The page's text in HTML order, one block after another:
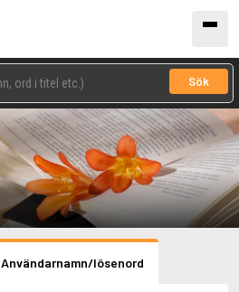
Sök
Användarnamn/lösenord